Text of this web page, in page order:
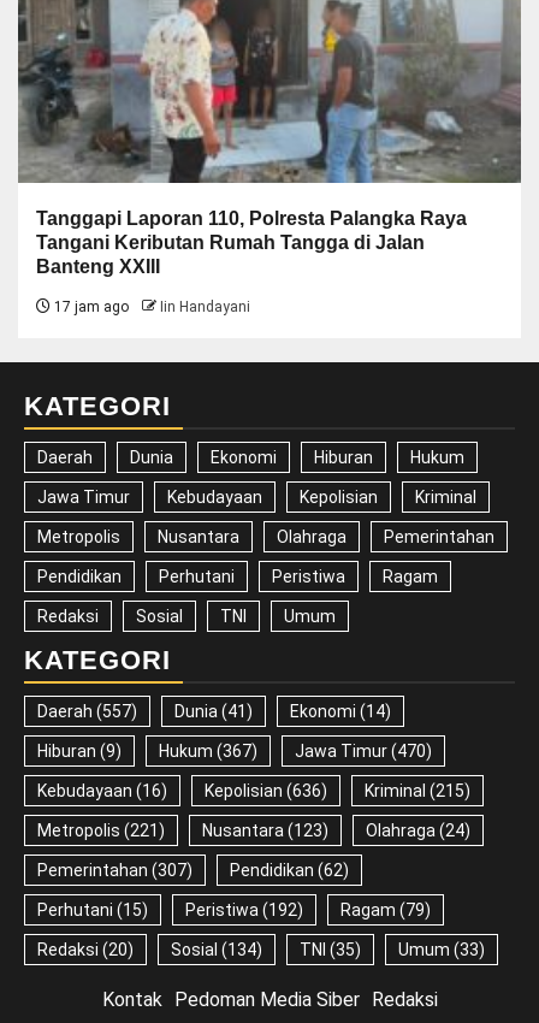
Tanggapi Laporan 110, Polresta Palangka Raya
Tangani Keributan Rumah Tangga di Jalan
Banteng XXIII
17 jam ago Iin Handayani
KATEGORI
Daerah Dunia Ekonomi Hiburan Hukum
Jawa Timur Kebudayaan Kepolisian Kriminal
Metropolis Nusantara Olahraga Pemerintahan
Pendidikan Perhutani Peristiwa Ragam
Redaksi Sosial TNI Umum
KATEGORI
Daerah (557) Dunia (41) Ekonomi (14)
Hiburan (9) Hukum (367) Jawa Timur(470)
Kebudayaan (16) Kepolisian (636) Kriminal (215)
Metropolis (221) Nusantara (123) Olahraga (24)
Pemerintahan (307) Pendidikan (62)
Perhutani (15) Peristiwa (192) Ragam (79)
Redaksi (20) Sosial (134) TNI (35) Umum (33)
Kontak Pedoman Media Siber Redaksi